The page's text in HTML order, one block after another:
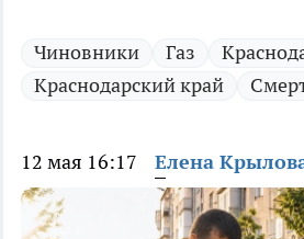
Чиновники Газ
Краснодарский край
12 мая 16:17 Елена